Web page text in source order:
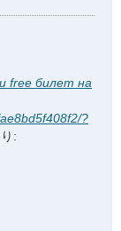
free билeт нa
?
: